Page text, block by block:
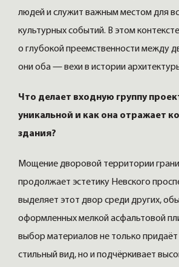
людей и служит важным местом для
культурных событий. В этом
о глубокой преемственности между
они оба — вехи в истории
Что делает входную группу
уникальной и как она отражает
здания?
Мощение дворовой территории
продолжает эстетику Невского
выделяет этот двор среди других,
оформленных мелкой асфальтовой
выбор материалов не только
стильный вид, но и подчёркивает